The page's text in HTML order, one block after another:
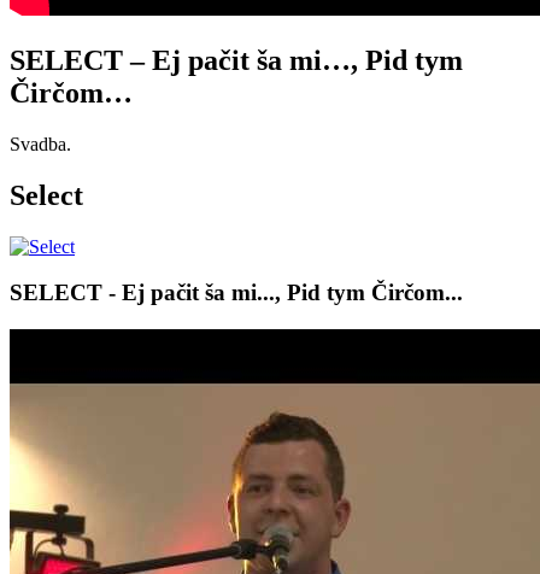
SELECT – Ej pačit ša mi…, Pid tym
Čirčom…
Svadba.
Select
SELECT - Ej pačit ša mi..., Pid tym Čirčom...